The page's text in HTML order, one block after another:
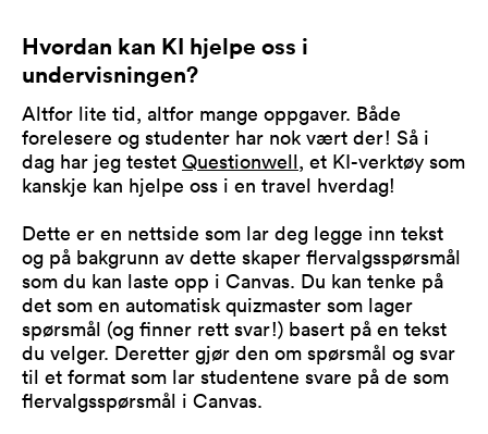
Hvordan kan KI hjelpe oss i
undervisningen?
Altfor lite tid, altfor mange oppgaver. Både
forelesere og studenter har nok vært der! Så i
dag har jeg testet Questionwell, et KI-verktøy som
kanskje kan hjelpe oss i en travel hverdag!
Dette er en nettside som lar deg legge inn tekst
og på bakgrunn av dette skaper flervalgsspørsmål
som du kan laste opp i Canvas. Du kan tenke på
det som en automatisk quizmaster som lager
spørsmål (og finner rett svar!) basert på en tekst
du velger. Deretter gjør den om spørsmål og svar
til et format som lar studentene svare på de som
flervalgsspørsmål i Canvas.